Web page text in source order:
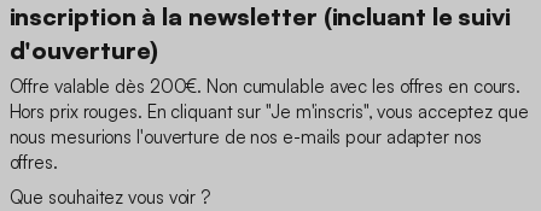
inscription à la newsletter (incluant le suivi
d'ouverture)
Offre valable dès 200€. Non cumulable avec les offres en cours.
Hors prix rouges. En cliquant sur "Je m'inscris", vous acceptez que
nous mesurions l'ouverture de nos e-mails pour adapter nos
offres.
Que souhaitez vous voir ?